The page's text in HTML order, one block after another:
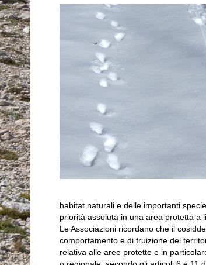
habitat naturali e delle importanti
priorità assoluta in una area protetta a
Le Associazioni ricordano che il
comportamento e di fruizione del
relativa alle aree protette e in